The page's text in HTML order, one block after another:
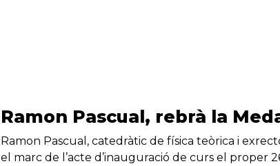
Ramon Pascual, rebrà la
Ramon Pascual, catedràtic de física teòrica i
el marc de l’acte d’inauguració de curs el proper